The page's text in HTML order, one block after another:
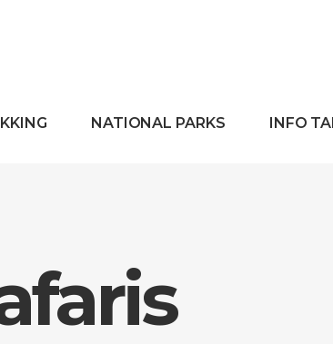
NATIONAL PARKS INFO